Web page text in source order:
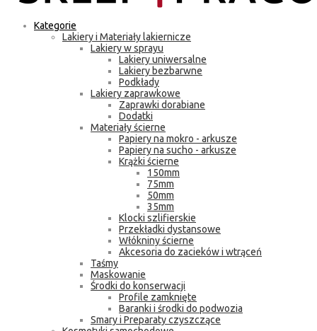
Kategorie
Lakiery i Materiały lakiernicze
Lakiery w sprayu
Lakiery uniwersalne
Lakiery bezbarwne
Podkłady
Lakiery zaprawkowe
Zaprawki dorabiane
Dodatki
Materiały ścierne
Papiery na mokro - arkusze
Papiery na sucho - arkusze
Krążki ścierne
150mm
75mm
50mm
35mm
Klocki szlifierskie
Przekładki dystansowe
Włókniny ścierne
Akcesoria do zacieków i wtrąceń
Taśmy
Maskowanie
Środki do konserwacji
Profile zamknięte
Baranki i środki do podwozia
Smary i Preparaty czyszczące